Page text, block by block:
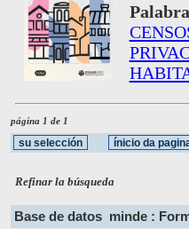
página 1 de 1
Refinar la búsqueda
Base de datos minde :